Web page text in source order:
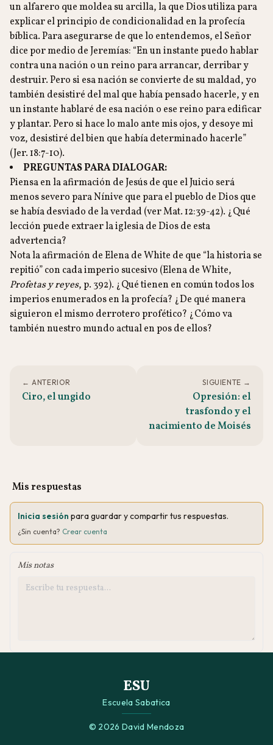
un alfarero que moldea su arcilla, la que Dios utiliza para
explicar el principio de condicionalidad en la profecía
bíblica. Para asegurarse de que lo entendemos, el Señor
dice por medio de Jeremías: “En un instante puedo hablar
contra una nación o un reino para arrancar, derribar y
destruir. Pero si esa nación se convierte de su maldad, yo
también desistiré del mal que había pensado hacerle, y en
un instante hablaré de esa nación o ese reino para edificar
y plantar. Pero si hace lo malo ante mis ojos, y desoye mi
voz, desistiré del bien que había determinado hacerle”
(Jer. 18:7-10).
PREGUNTAS PARA DIALOGAR:
Piensa en la afirmación de Jesús de que el Juicio será
menos severo para Nínive que para el pueblo de Dios que
se había desviado de la verdad (ver Mat. 12:39-42). ¿Qué
lección puede extraer la iglesia de Dios de esta
advertencia?
Nota la afirmación de Elena de White de que “la historia se
repitió” con cada imperio sucesivo (Elena de White,
Profetas y reyes, p. 392). ¿Qué tienen en común todos los
imperios enumerados en la profecía? ¿De qué manera
siguieron el mismo derrotero profético? ¿Cómo va
también nuestro mundo actual en pos de ellos?
← ANTERIOR
Ciro, el ungido
SIGUIENTE →
Opresión: el
trasfondo y el
nacimiento de Moisés
Mis respuestas
Inicia sesión para guardar y compartir tus respuestas.
¿Sin cuenta? Crear cuenta
Mis notas
ESU
Escuela Sabatica
© 2026 David Mendoza